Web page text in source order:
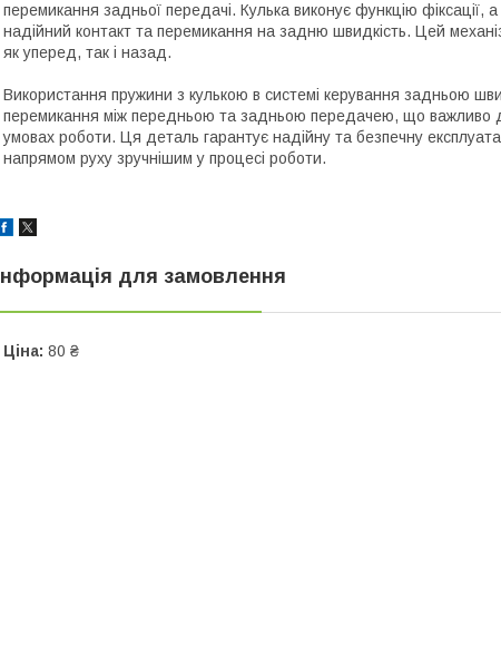
перемикання задньої передачі. Кулька виконує функцію
надійний контакт та перемикання на задню швидкість. Цей
як уперед, так і назад.
Використання пружини з кулькою в системі керування задньою
перемикання між передньою та задньою передачею, що важливо
умовах роботи. Ця деталь гарантує надійну та безпечну
напрямом руху зручнішим у процесі роботи.
Інформація для замовлення
Ціна: 80 ₴